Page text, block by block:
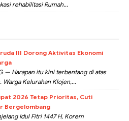
rehabilitasi Rumah...
III Dorong Aktivitas Ekonomi
— Harapan itu kini terbentang di atas
Warga Kelurahan Klojen,...
2026 Tetap Prioritas, Cuti
Bergelombang
Idul Fitri 1447 H, Korem